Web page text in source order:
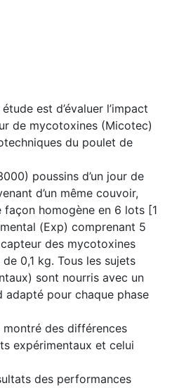
est d’évaluer l’impact
de mycotoxines (Micotec)
du poulet de
poussins d’un jour de
d’un même couvoir,
homogène en 6 lots [1
(Exp) comprenant 5
des mycotoxines
0,1 kg. Tous les sujets
sont nourris avec un
adapté pour chaque phase
des différences
expérimentaux et celui
des performances